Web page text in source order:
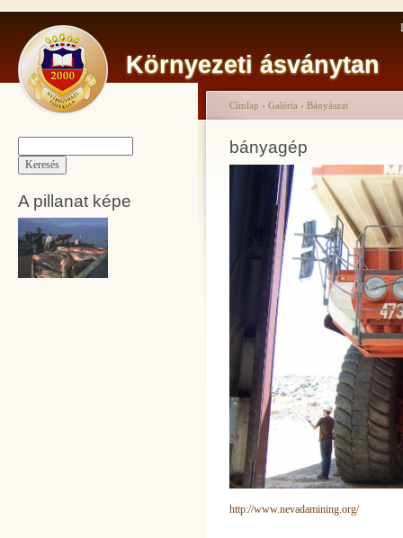
Környezeti ásványtan
A pillanat képe
Címlap › Galéria › Bányászat
bányagép
http://www.nevadamining.org/